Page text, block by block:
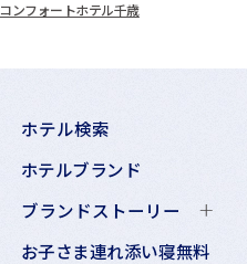
コンフォートホテル千歳
ホテル検索
ホテルブランド
ブランドストーリー
お子さま連れ添い寝無料